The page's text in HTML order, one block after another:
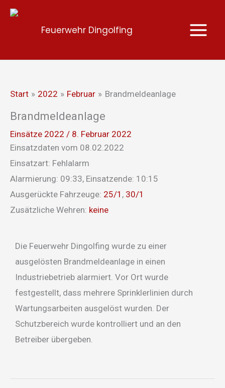
Zum
Feuerwehr Dingolfing
Start 2022 Februar Brandmeldeanlage
Brandmeldeanlage
Einsätze 2022 / 8. Februar 2022
Einsatzdaten vom 08.02.2022
Einsatzart: Fehlalarm
Alarmierung: 09:33, Einsatzende: 10:15
Ausgerückte Fahrzeuge: 25/1 , 30/1
Zusätzliche Wehren: keine
Die Feuerwehr Dingolfing wurde zu einer
ausgelösten Brandmeldeanlage in einen
Industriebetrieb alarmiert. Vor Ort wurde
festgestellt, dass mehrere Sprinklerlinien durch
Wartungsarbeiten ausgelöst wurden. Der
Schutzbereich wurde kontrolliert und an den
Betreiber übergeben.